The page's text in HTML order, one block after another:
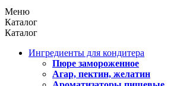
Меню
Каталог
Каталог
Ингредиенты для кондитера
Пюре замороженное
Агар, пектин, желатин